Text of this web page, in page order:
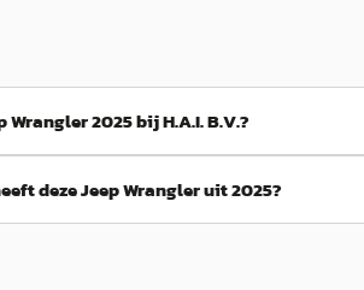
Wrangler 2025 bij H.A.I. B.V.?
deze Jeep Wrangler uit 2025?